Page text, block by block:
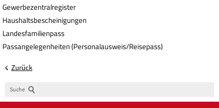
Gewerbezentralregister
Haushaltsbescheinigungen
Landesfamilienpass
Passangelegenheiten (Personalausweis/Reisepass)
Zurück
Suche